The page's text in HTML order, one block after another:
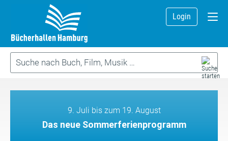
Login
9. Juli bis zum 19. August
Das neue Sommerferienprogramm